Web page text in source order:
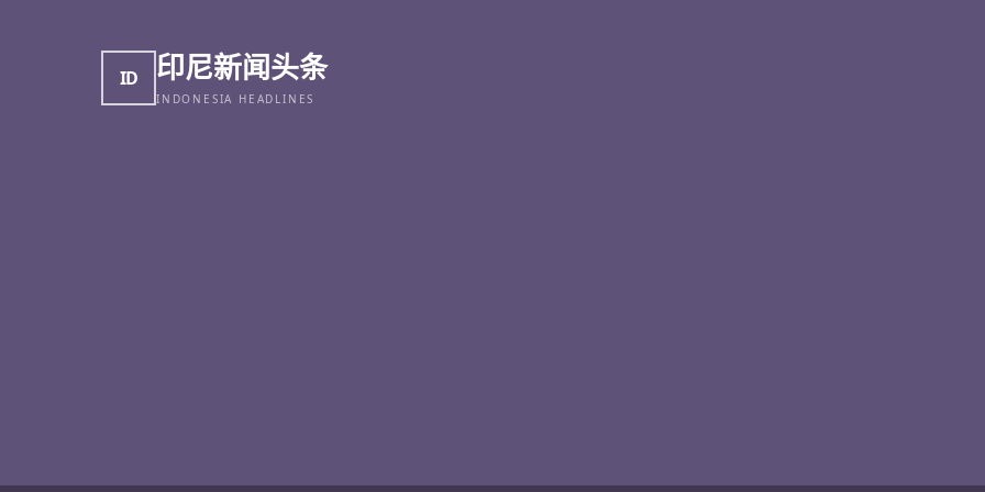
ID 印尼新闻头条
INDONESIA HEADLINES